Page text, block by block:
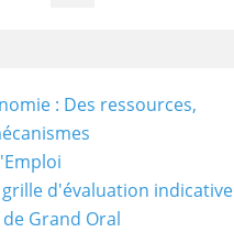
: Des ressources,
d'évaluation indicative
Grand Oral